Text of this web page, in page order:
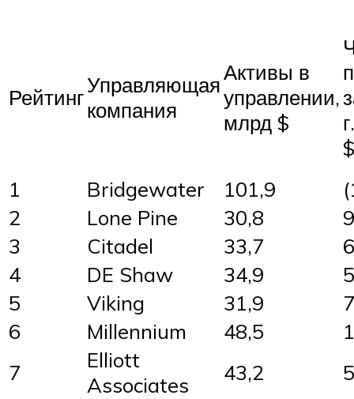
РейтингУправляющая
компания
Активы в
управлении,
млрд $
$
1
Bridgewater 101,9
2
Lone Pine 30,8
3
Citadel 33,7
4
DE Shaw 34,9
5
Viking 31,9
6
Millennium 48,5
7
Elliott
Associates
43,2